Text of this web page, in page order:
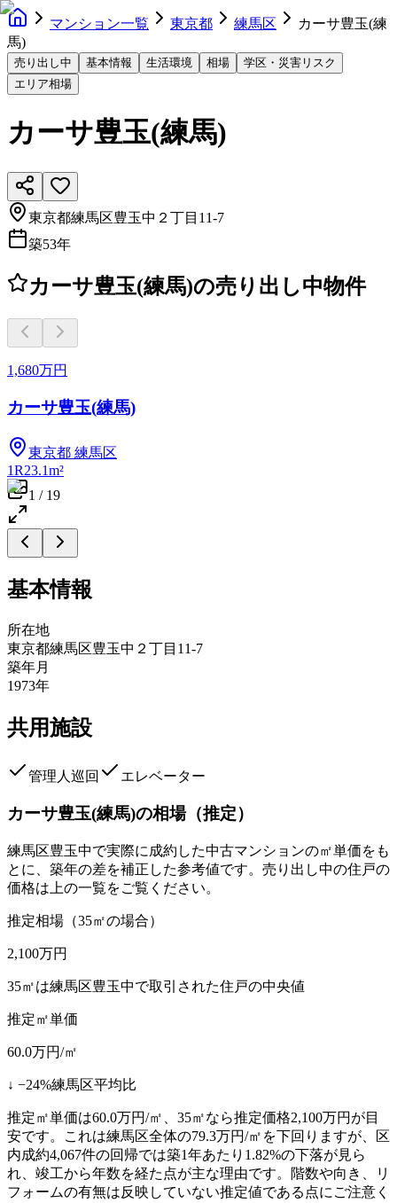
マンション一覧 東京都 練馬区
カーサ豊玉(練
馬)
売り出し中 基本情報 生活環境 相場
学区・災害リスク
エリア相場
カーサ豊玉(練馬)
東京都練馬区豊玉中２丁目11-7
築53年
カーサ豊玉(練馬)の売り出し中物件
1,680万円
カーサ豊玉(練馬)
東京都 練馬区
1R23.1m²
1 / 19
基本情報
所在地
東京都練馬区豊玉中２丁目11-7
築年月
1973年
共用施設
管理人巡回 エレベーター
カーサ豊玉(練馬)の相場（推定）
練馬区豊玉中で実際に成約した中古マンションの㎡単価をも
とに、築年の差を補正した参考値です。売り出し中の住戸の
価格は上の一覧をご覧ください。
推定相場（35㎡の場合）
2,100万円
35㎡は練馬区豊玉中で取引された住戸の中央値
推定㎡単価
60.0万円/㎡
↓ −24%練馬区平均比
推定㎡単価は60.0万円/㎡、35㎡なら推定価格2,100万円が目
安です。これは練馬区全体の79.3万円/㎡を下回りますが、区
内成約4,067件の回帰では築1年あたり1.82%の下落が見ら
れ、竣工から年数を経た点が主な理由です。階数や向き、リ
フォームの有無は反映していない推定値である点にご注意く